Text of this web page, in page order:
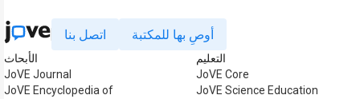
اتصل بنا أوصِ بها للمكتبة
الأبحاث
JoVE Journal
JoVE Encyclopedia of
التعليم
JoVE Core
JoVE Science Education